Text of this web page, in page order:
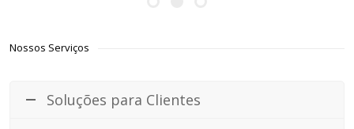
Nossos Serviços
Soluções para Clientes